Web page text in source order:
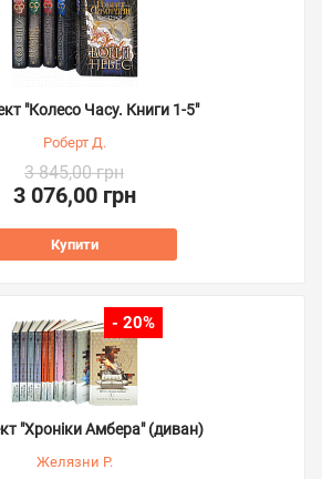
"Колесо Часу. Книги 1-5"
Роберт Д.
3 845,00 грн
3 076,00 грн
Купити
- 20%
"Хроніки Амбера" (диван)
Желязни Р.